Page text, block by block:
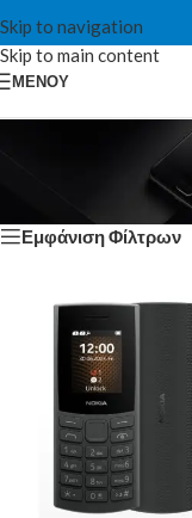
Skip to navigation
Skip to main content
ΜΕΝΟΎ
Nokia
Εμφάνιση Φίλτρων